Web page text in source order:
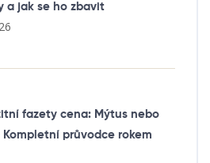
a jak se ho zbavit
fazety cena: Mýtus nebo
průvodce rokem